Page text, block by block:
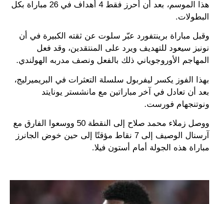
هذا الموسم، بعد أن أحرز فقط 4 أهداف في 26 مباراة بكل
البطولات.
وقبل مباراة برينتفورد عبّر سلوت عن ثقته الكبيرة في أن
نونيز سيعود للتهديف ويرد على المنتقدين، وقد فعل
المهاجم الأوروجوياني ذلك بالفعل ونصف مدربه الهولندي.
بهذا الفوز يكسر ليفربول سلسلة التعثرات في البريميرليج،
بعد أن تعادل في آخر مباراتين مع مانشستر يونايتد
ونوتنجهام فورست.
ووصل زملاء محمد صلاح إلى النقطة 50 ووسعوا الفارق مع
آرسنال الوصيف إلى 7 نقاط مؤقتًا إلى حين خوض الجانرز
مباراة هذه الجولة أمام أستون فيلا.